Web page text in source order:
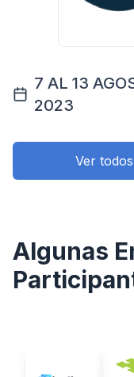
7 AL 13
2023
Ver
Algunas